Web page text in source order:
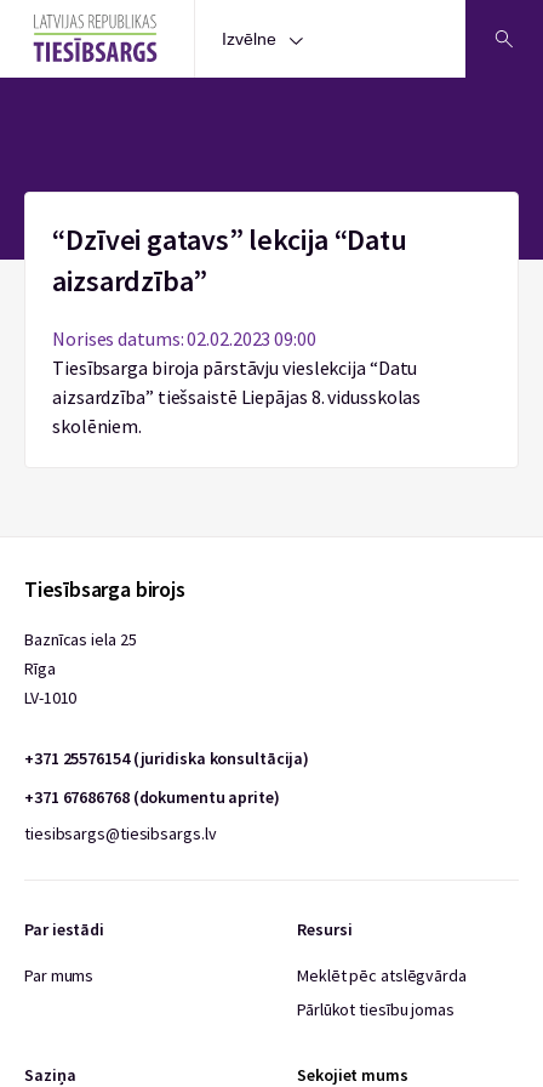
Izvēlne
“Dzīvei gatavs” lekcija “Datu
aizsardzība”
Norises datums: 02.02.2023 09:00
Tiesībsarga biroja pārstāvju vieslekcija “Datu
aizsardzība” tiešsaistē Liepājas 8. vidusskolas
skolēniem.
Tiesībsarga birojs
Baznīcas iela 25
Rīga
LV-1010
+371 25576154 (juridiska konsultācija)
+371 67686768 (dokumentu aprite)
tiesibsargs@tiesibsargs.lv
Par iestādi
Par mums
Resursi
Meklēt pēc atslēgvārda
Pārlūkot tiesību jomas
Saziņa Sekojiet mums